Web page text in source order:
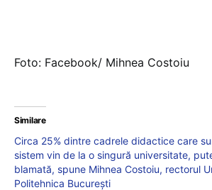
Foto: Facebook/ Mihnea Costoiu
Similare
Circa 25% dintre cadrele didactice care
sistem vin de la o singură universitate,
blamată, spune Mihnea Costoiu, rectorul
Politehnica București